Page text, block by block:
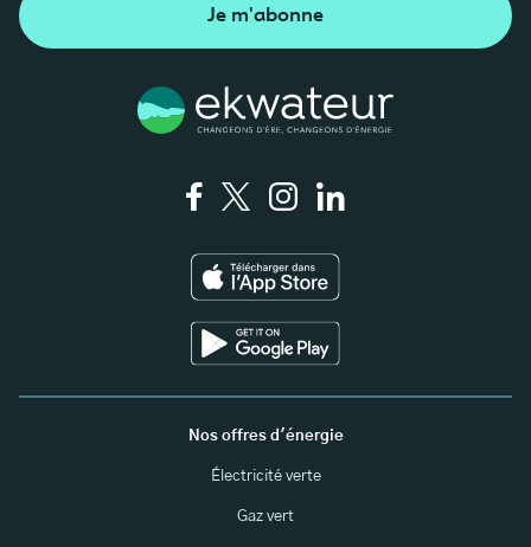
Je m'abonne
Nos offres d'énergie
Électricité verte
Gaz vert